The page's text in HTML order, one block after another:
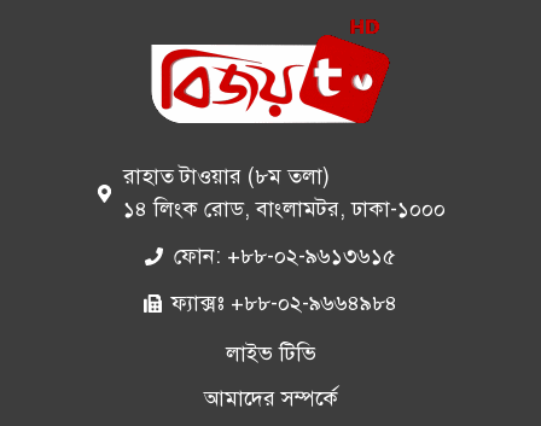
রাহাত টাওয়ার (৮ম তলা)
১৪ লিংক রোড, বাংলামটর, ঢাকা-১০০০
ফোন: +৮৮-০২-৯৬১৩৬১৫
ফ্যাক্সঃ +৮৮-০২-৯৬৬৪৯৮৪
লাইভ টিভি
আমাদের সম্পর্কে